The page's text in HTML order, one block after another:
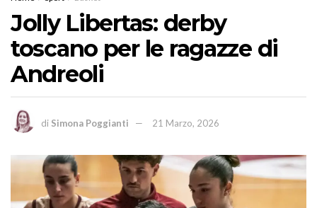
Jolly Libertas: derby
toscano per le ragazze di
Andreoli
di Simona Poggianti 21 Marzo, 2026